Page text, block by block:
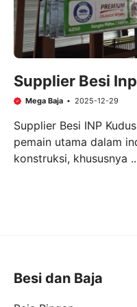
Supplier Besi
Mega Baja 2025-12-29
Supplier Besi INP
pemain utama dalam
konstruksi, khususnya
Besi dan Baja